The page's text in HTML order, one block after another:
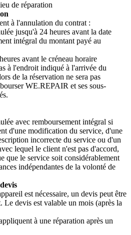
de réparation
à l'annulation du contrat :
jusqu'à 24 heures avant la date
intégral du montant payé au
avant le créneau horaire
à l'endroit indiqué à l'arrivée du
de la réservation ne sera pas
WE.REPAIR et ses sous-
avec remboursement intégral si
d'une modification du service, d'une
incorrecte du service ou d'un
lequel le client n'est pas d'accord,
que le service soit considérablement
indépendantes de la volonté de
est nécessaire, un devis peut être
Le devis est valable un mois (après la
à une réparation après un